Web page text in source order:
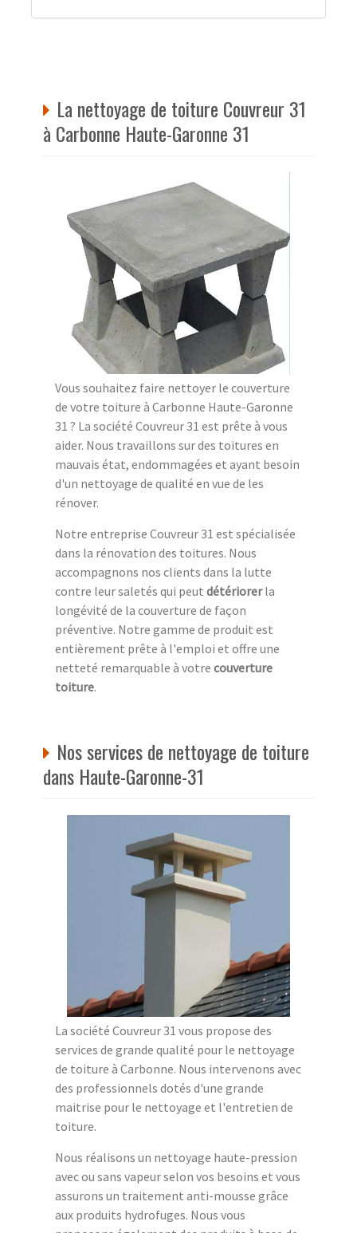
La nettoyage de toiture Couvreur 31
à Carbonne Haute-Garonne 31
Vous souhaitez faire nettoyer le couverture
de votre toiture à Carbonne Haute-Garonne
31 ? La société Couvreur 31 est prête à vous
aider. Nous travaillons sur des toitures en
mauvais état, endommagées et ayant besoin
d'un nettoyage de qualité en vue de les
rénover.
Notre entreprise Couvreur 31 est spécialisée
dans la rénovation des toitures. Nous
accompagnons nos clients dans la lutte
contre leur saletés qui peut détériorerla
longévité de la couverture de façon
préventive. Notre gamme de produit est
entièrement prête à l'emploi et offre une
netteté remarquable à votre couverture
toiture.
Nos services de nettoyage de toiture
dans Haute-Garonne-31
La société Couvreur 31 vous propose des
services de grande qualité pour le nettoyage
de toiture à Carbonne. Nous intervenons avec
des professionnels dotés d'une grande
maitrise pour le nettoyage et l'entretien de
toiture.
Nous réalisons un nettoyage haute-pression
avec ou sans vapeur selon vos besoins et vous
assurons un traitement anti-mousse grâce
aux produits hydrofuges. Nous vous